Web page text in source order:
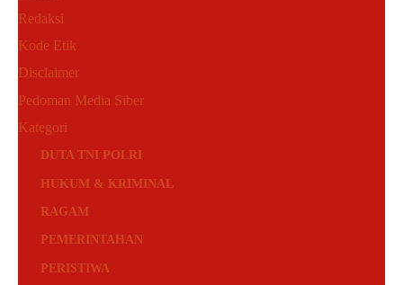
Redaksi
Kode Etik
Disclaimer
Pedoman Media Siber
Kategori
DUTA TNI POLRI
HUKUM & KRIMINAL
RAGAM
PEMERINTAHAN
PERISTIWA